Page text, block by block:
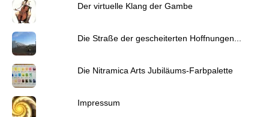
Der virtuelle Klang der Gambe
Die Straße der gescheiterten Hoffnungen...
Die Nitramica Arts Jubiläums-Farbpalette
Impressum